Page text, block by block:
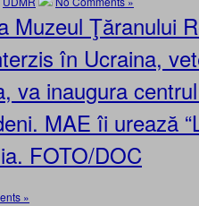
Muzeul Ţăranului
în Ucraina,
va inaugura
MAE îi urează
FOTO/DOC
»